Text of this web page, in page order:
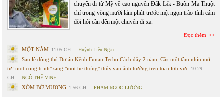
chuyến đi từ Mỹ về cao nguyên Đắk Lắk - Buôn Ma Thuột
chỉ trong vòng mười lăm phút trước một ngọn trào tỉnh cảm
đòi hỏi cần đến một chuyến đi xa.
Đọc thêm
MỘT NĂM 11:05 CH Huỳnh Liễu Ngạn
Sau lễ động thổ Dự án Kênh Funan Techo Cách đây 2 năm, Cần một tầm nhìn mới:
từ "một công trình" sang "một hệ thống" thủy văn ảnh hưởng trên toàn lưu vực 10:29
CH
NGÔ THẾ VINH
XÓM BỜ MƯƠNG 1:56 CH PHẠM NGỌC LƯƠNG